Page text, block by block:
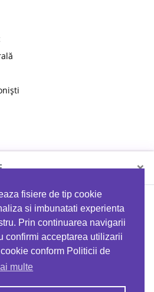
fisiere de tip cookie
si imbunatati experienta
Prin continuarea navigarii
confirmi acceptarea utilizarii
conform Politicii de
multe
×
comandă folosind codul
EATTRACK
acum